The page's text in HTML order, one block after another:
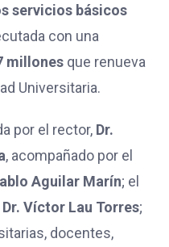
servicios básicos
con una
millones que renueva
Universitaria.
por el rector, Dr.
, acompañado por el
Aguilar Marín; el
Dr. Víctor Lau Torres;
docentes,